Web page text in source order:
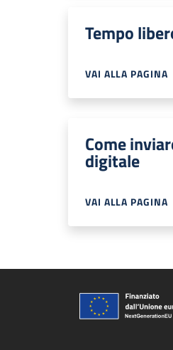
Tempo
VAI ALLA PAGINA
Come
digitale
VAI ALLA PAGINA